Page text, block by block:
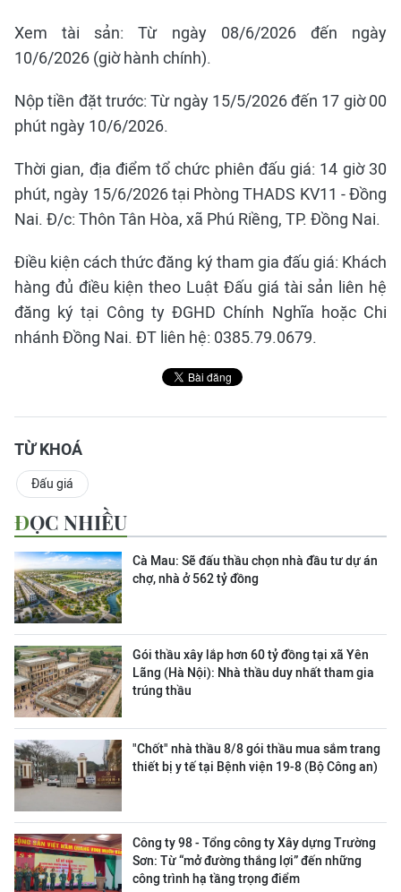
Xem tài sản: Từ ngày 08/6/2026 đến ngày
10/6/2026 (giờ hành chính).
Nộp tiền đặt trước: Từ ngày 15/5/2026 đến 17 giờ 00
phút ngày 10/6/2026.
Thời gian, địa điểm tổ chức phiên đấu giá: 14 giờ 30
phút, ngày 15/6/2026 tại Phòng THADS KV11 - Đồng
Nai. Đ/c: Thôn Tân Hòa, xã Phú Riềng, TP. Đồng Nai.
Điều kiện cách thức đăng ký tham gia đấu giá: Khách
hàng đủ điều kiện theo Luật Đấu giá tài sản liên hệ
đăng ký tại Công ty ĐGHD Chính Nghĩa hoặc Chi
nhánh Đồng Nai. ĐT liên hệ: 0385.79.0679.
TỪ KHOÁ
Đấu giá
ĐỌC NHIỀU
Cà Mau: Sẽ đấu thầu chọn nhà đầu tư dự án
chợ, nhà ở 562 tỷ đồng
Gói thầu xây lắp hơn 60 tỷ đồng tại xã Yên
Lãng (Hà Nội): Nhà thầu duy nhất tham gia
trúng thầu
"Chốt" nhà thầu 8/8 gói thầu mua sắm trang
thiết bị y tế tại Bệnh viện 19-8 (Bộ Công an)
Công ty 98 - Tổng công ty Xây dựng Trường
Sơn: Từ “mở đường thắng lợi” đến những
công trình hạ tầng trọng điểm